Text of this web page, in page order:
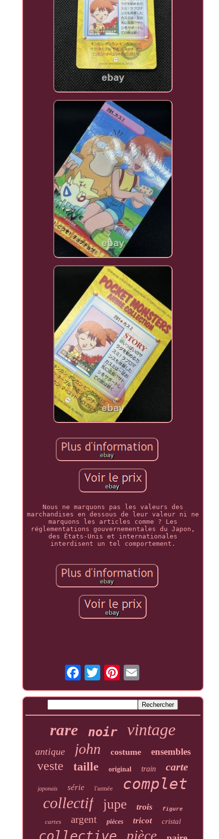
Nous ne marquons pas les valeurs des
marchandises en dessous de leur valeur ni ne
marquons les articles comme ? Les
réglementations gouvernementales du Japon,
des États-Unis et internationales
interdisent un tel comportement.
rare noir vintage
antique john costume ensembles
veste taille original train carte
japonais série l'armée
complet
collectif
jupe trois figure
cartes argent pièces tricot cristal
collective pièce